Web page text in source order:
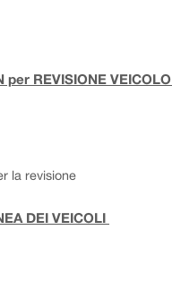
per REVISIONE VEICOLO
la revisione
DEI VEICOLI